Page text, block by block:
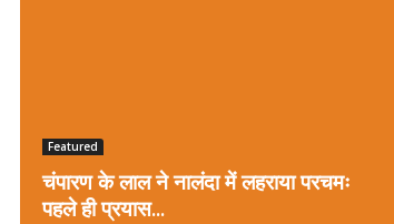
Featured
चंपारण के लाल ने नालंदा में लहराया परचमः
पहले ही प्रयास...